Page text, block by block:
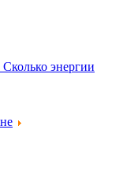
Сколько энергии